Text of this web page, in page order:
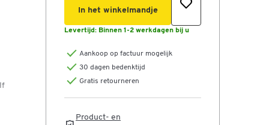
In het winkelmandje
Levertijd: Binnen 1-2 werkdagen bij u
Aankoop op factuur mogelijk
30 dagen bedenktijd
Gratis retourneren
Product- en